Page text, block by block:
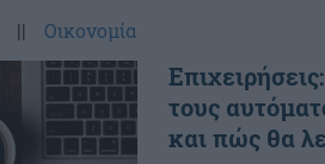
|| Οικονομία
τους
και πώς θα